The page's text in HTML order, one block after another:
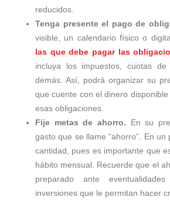
reducidos.
Tenga presente el pago de
visible, un calendario físico o
las que debe pagar las
incluya los impuestos, cuotas
demás. Así, podrá organizar su
que cuente con el dinero
esas obligaciones.
Fije metas de ahorro. En su
gasto que se llame “ahorro”. En
cantidad, pues es importante que
hábito mensual. Recuerde que el
preparado ante
inversiones que le permitan hacer